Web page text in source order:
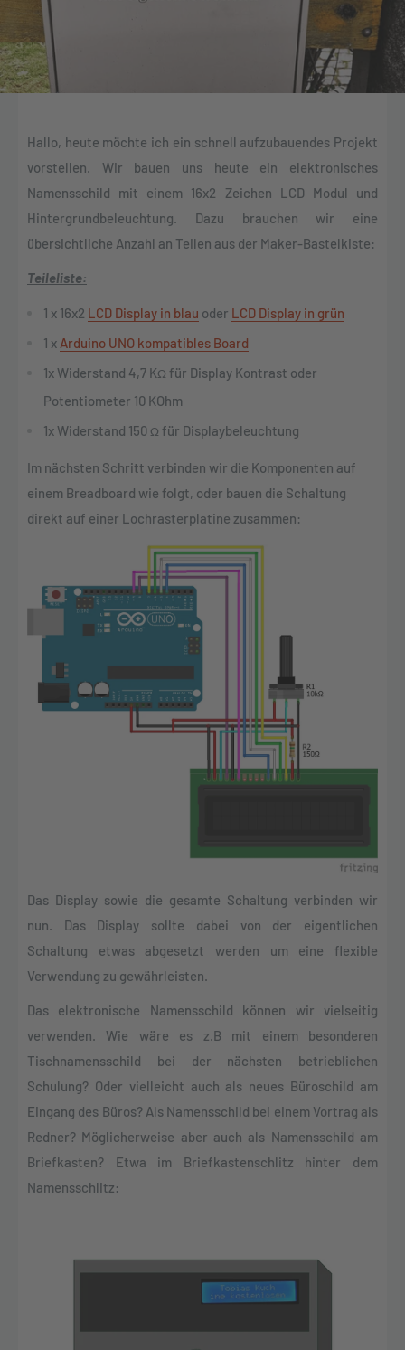
Hallo, heute möchte ich ein schnell aufzubauendes Projekt
vorstellen. Wir bauen uns heute ein elektronisches
Namensschild mit einem 16x2 Zeichen LCD Modul und
Hintergrundbeleuchtung. Dazu brauchen wir eine
übersichtliche Anzahl an Teilen aus der Maker-Bastelkiste:
Teileliste:
1 x 16x2 LCD Display in blau oder LCD Display in grün
1 x Arduino UNO kompatibles Board
1x Widerstand 4,7 KΩ für Display Kontrast oder
Potentiometer 10 KOhm
1x Widerstand 150 Ω für Displaybeleuchtung
Im nächsten Schritt verbinden wir die Komponenten auf
einem Breadboard wie folgt, oder bauen die Schaltung
direkt auf einer Lochrasterplatine zusammen:
Das Display sowie die gesamte Schaltung verbinden wir
nun. Das Display sollte dabei von der eigentlichen
Schaltung etwas abgesetzt werden um eine flexible
Verwendung zu gewährleisten.
Das elektronische Namensschild können wir vielseitig
verwenden. Wie wäre es z.B mit einem besonderen
Tischnamensschild bei der nächsten betrieblichen
Schulung? Oder vielleicht auch als neues Büroschild am
Eingang des Büros? Als Namensschild bei einem Vortrag als
Redner? Möglicherweise aber auch als Namensschild am
Briefkasten? Etwa im Briefkastenschlitz hinter dem
Namensschlitz: